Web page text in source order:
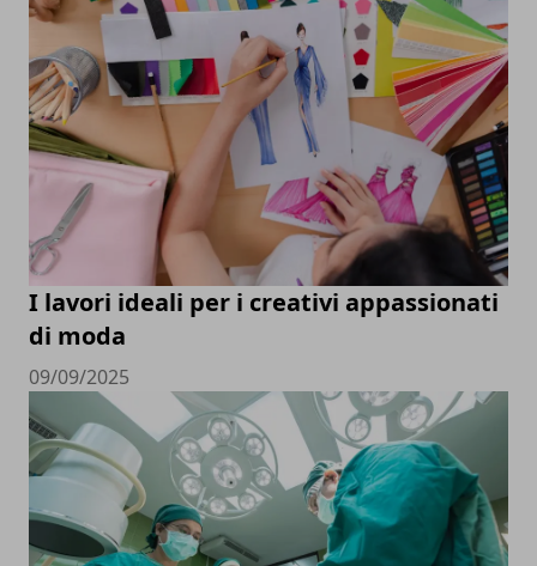
I lavori ideali per i creativi appassionati
di moda
09/09/2025